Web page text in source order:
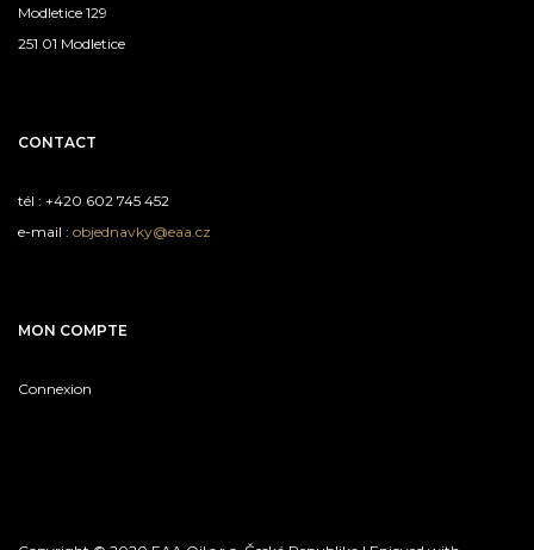
Modletice 129
251 01 Modletice
CONTACT
tél : +420 602 745 452
e-mail : objednavky@eaa.cz
MON COMPTE
Connexion